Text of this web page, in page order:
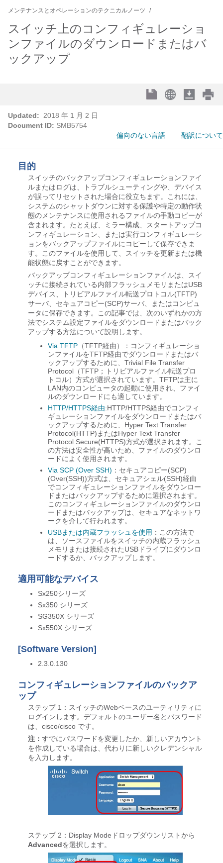
メンテナンスとオペレーションのテクニカルノーツ
スイッチ上のコンフィギュレーショ
ンファイルのダウンロードまたはバ
ックアップ
Updated:
2018 年 1 月 2 日
Document ID: SMB5754
偏向のない言語
翻訳について
目的
スイッチのバックアップコンフィギュレーションファイ
ルまたはログは、トラブルシューティングや、デバイス
が誤ってリセットされた場合に役立ちます。これには、
システムのシャットダウンに対する保護や特定の動作状
態のメンテナンスに使用されるファイルの手動コピーが
含まれます。たとえば、ミラー構成、スタートアップコ
ンフィギュレーション、または実行コンフィギュレーシ
ョンをバックアップファイルにコピーして保存できま
す。このファイルを使用して、スイッチを更新または機
能状態に戻すことができます。
バックアップコンフィギュレーションファイルは、スイ
ッチに接続されている内部フラッシュメモリまたはUSB
デバイス、トリビアルファイル転送プロトコル(TFTP)
サーバ、セキュアコピー(SCP)サーバ、またはコンピュ
ータに保存できます。この記事では、次のいずれかの方
法でシステム設定ファイルをダウンロードまたはバック
アップする方法について説明します。
Via TFTP （TFTP経由）：コンフィギュレーショ
ンファイルをTFTP経由でダウンロードまたはバ
ックアップするために、Trivial File Transfer
Protocol（TFTP；トリビアルファイル転送プロ
トコル）方式が選択されています。TFTPは主に
LAN内のコンピュータの起動に使用され、ファイ
ルのダウンロードにも適しています。
HTTP/HTTPS経由:HTTP/HTTPS経由でコンフィ
ギュレーションファイルをダウンロードまたはバ
ックアップするために、Hyper Text Transfer
Protocol(HTTP)またはHyper Text Transfer
Protocol Secure(HTTPS)方式が選択されます。こ
の方法は安全性が高いため、ファイルのダウンロ
ードによく使用されます。
Via SCP (Over SSH) ：セキュアコピー(SCP)
(Over(SSH))方式は、セキュアシェル(SSH)経由
でコンフィギュレーションファイルをダウンロー
ドまたはバックアップするために選択されます。
このコンフィギュレーションファイルのダウンロ
ードまたはバックアップは、セキュアなネットワ
ークを介して行われます。
USBまたは内蔵フラッシュを使用 ：この方法で
は、ソースファイルをスイッチの内蔵フラッシュ
メモリまたは接続されたUSBドライブにダウンロ
ードするか、バックアップします。
適用可能なデバイス
Sx250シリーズ
Sx350 シリーズ
SG350X シリーズ
Sx550X シリーズ
[Software Version]
2.3.0.130
コンフィギュレーションファイルのバックア
ップ
ステップ 1：スイッチのWebベースのユーティリティに
ログインします。デフォルトのユーザー名とパスワード
は、cisco/cisco です。
注： すでにパスワードを変更したか、新しいアカウント
を作成している場合は、代わりに新しいクレデンシャル
を入力します。
ステップ 2：Display Modeドロップダウンリストから
Advancedを選択します。